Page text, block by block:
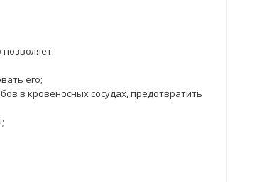
его;
в кровеносных сосудах, предотвратить